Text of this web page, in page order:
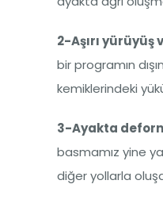
2-Aşırı yürüyüş
bir programın
kemiklerindeki
3-Ayakta
basmamız yine
diğer yollarla